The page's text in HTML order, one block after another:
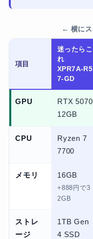
項目
迷ったらこ
れ
XPR7A-R5
7-GD
GPU
RTX 5070
12GB
CPU
Ryzen 7
7700
メモリ 16GB
+888円で3
2GB
ストレ
ージ
1TB Gen
4 SSD